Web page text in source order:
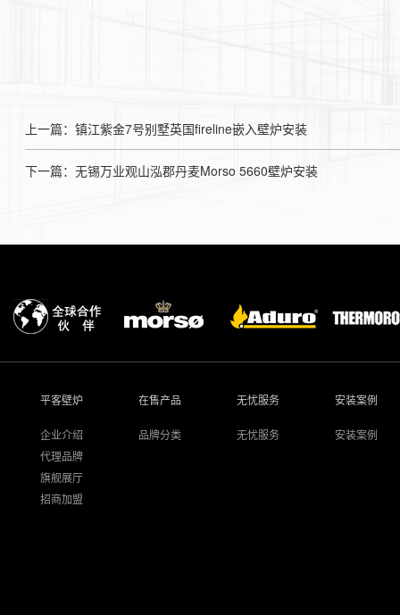
上一篇：镇江紫金7号别墅英国fireline嵌入壁炉安装
下一篇：无锡万业观山泓郡丹麦Morso 5660壁炉安装
平客壁炉
企业介绍
代理品牌
旗舰展厅
招商加盟
在售产品
品牌分类
无忧服务
无忧服务
安装案例
安装案例